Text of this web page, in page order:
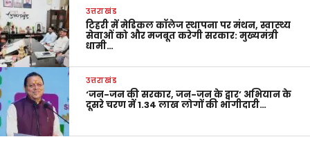
उत्तराखंड
टिहरी में मेडिकल कॉलेज स्थापना पर मंथन, स्वास्थ्य
सेवाओं को और मजबूत करेगी सरकार: मुख्यमंत्री
धामी…
उत्तराखंड
‘जन-जन की सरकार, जन-जन के द्वार’ अभियान के
दूसरे चरण में 1.34 लाख लोगों की भागीदारी…